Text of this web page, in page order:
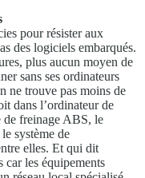
pour résister aux
des logiciels embarqués.
plus aucun moyen de
sans ses ordinateurs
ne trouve pas moins de
dans l’ordinateur de
de freinage ABS, le
système de
elles. Et qui dit
les équipements